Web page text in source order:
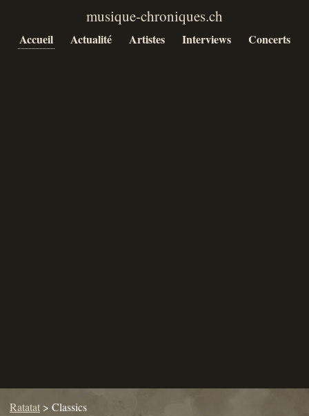
Accueil Actualité Artistes Interviews Concerts
Ratatat > Classics